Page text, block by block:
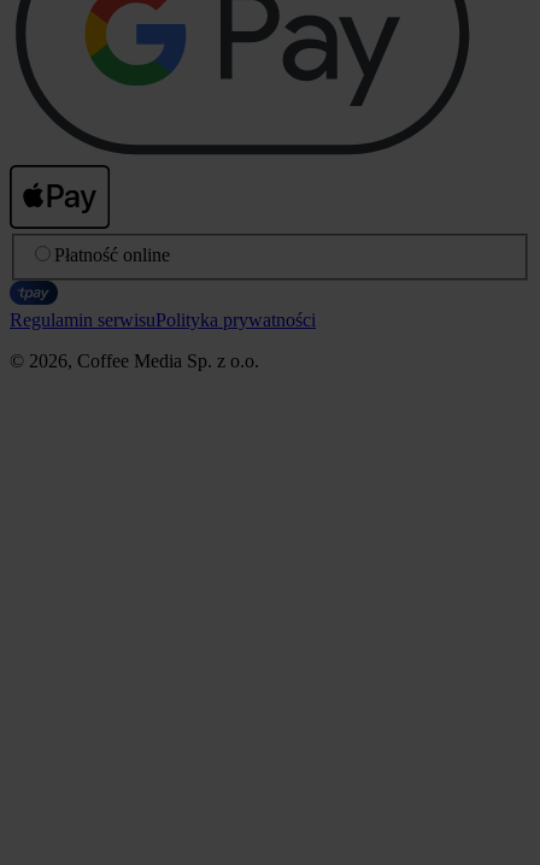
Płatność online
Regulamin serwisuPolityka prywatności
© 2026, Coffee Media Sp. z o.o.